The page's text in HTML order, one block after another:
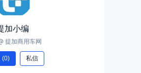
加小编
提加商用车网
(0) 私信